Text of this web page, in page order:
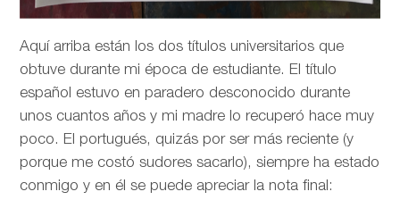
Aquí arriba están los dos títulos universitarios que
obtuve durante mi época de estudiante. El título
español estuvo en paradero desconocido durante
unos cuantos años y mi madre lo recuperó hace muy
poco. El portugués, quizás por ser más reciente (y
porque me costó sudores sacarlo), siempre ha estado
conmigo y en él se puede apreciar la nota final: